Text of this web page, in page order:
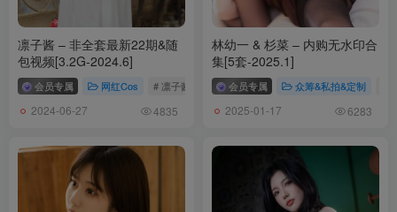
凛子酱 – 非全套最新22期&随
包视频[3.2G-2024.6]
会员专属 网红Cos # 凛子酱
2024-06-27 4835
林幼一 & 杉菜 – 内购无水印合
集[5套-2025.1]
会员专属 众筹&私拍&定制
2025-01-17 6283